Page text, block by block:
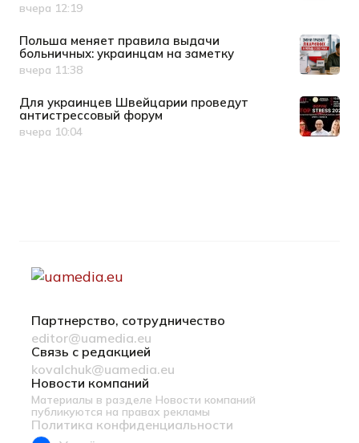
Дата публикации
вчера 12:19
Польша меняет правила выдачи
больничных: украинцам на заметку
Дата публикации
вчера 11:38
Для украинцев Швейцарии проведут
антистрессовый форум
Дата публикации
вчера 10:04
Партнерство, сотрудничество
editor@uamedia.eu
Связь с редакцией
kovalchuk@uamedia.eu
Новости компаний
Материалы в разделе Новости компаний
публикуются на правах рекламы
Политика конфиденциальности